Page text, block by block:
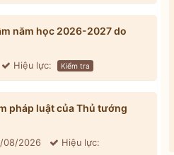
năm học 2026-2027 do
Hiệu lực: Kiểm tra
pháp luật của Thủ tướng
08/2026 Hiệu lực: